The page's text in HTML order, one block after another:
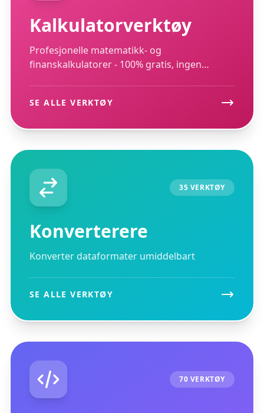
Kalkulatorverktøy
Profesjonelle matematikk- og
finanskalkulatorer - 100% gratis, ingen
SE ALLE VERKTØY
35 VERKTØY
Konverterere
Konverter dataformater umiddelbart
SE ALLE VERKTØY
70 VERKTØY